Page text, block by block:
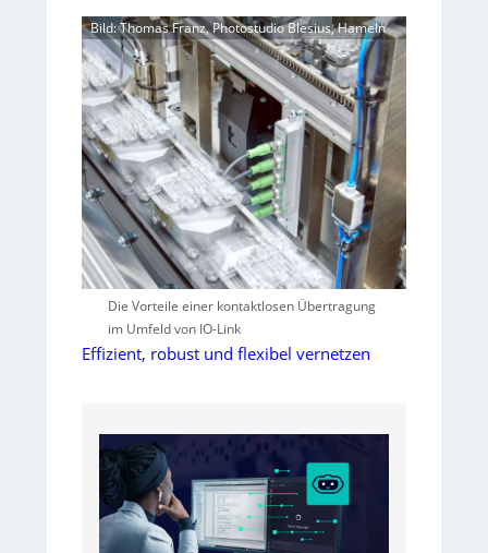
Bild: Thomas Franz, Photostudio Blesius, Hameln
Die Vorteile einer kontaktlosen Übertragung
im Umfeld von IO-Link
Effizient, robust und flexibel vernetzen